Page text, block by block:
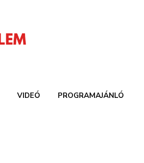
VIDEÓ PROGRAMAJÁNLÓ